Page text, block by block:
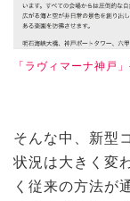
「ラヴィマーナ神戸
そんな中、新型
状況は大きく変
く従来の方法が